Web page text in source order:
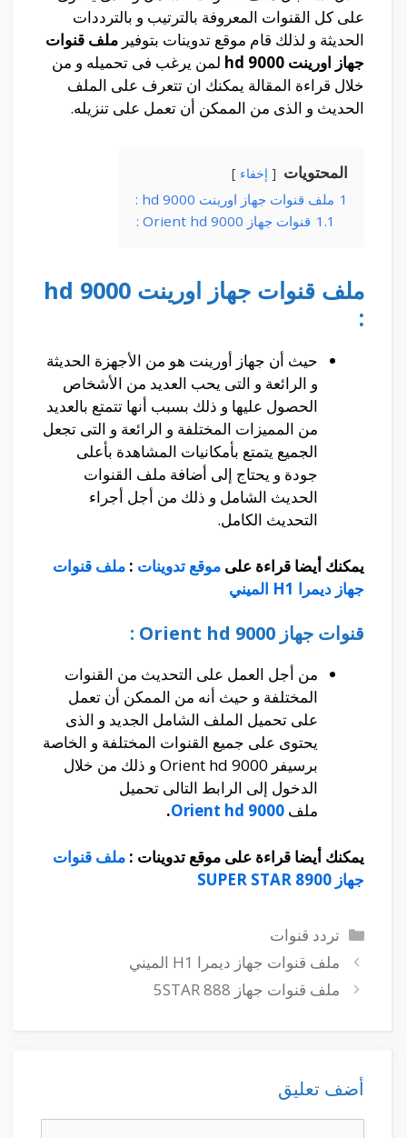
على كل القنوات المعروفة بالترتيب و بالترددات
الحديثة و لذلك قام موقع تدوينات بتوفير ملف قنوات
جهاز اورينت 9000 hd
لمن يرغب فى تحميله و من
خلال قراءة المقالة يمكنك ان تتعرف على الملف
الحديث و الذى من الممكن أن تعمل على تنزيله.
المحتويات إخفاء
1 ملف قنوات جهاز اورينت 9000 hd :
1.1 قنوات جهاز Orient hd 9000 :
ملف قنوات جهاز اورينت 9000 hd
:
حيث أن جهاز أورينت هو من الأجهزة الحديثة
و الرائعة و التى يحب العديد من الأشخاص
الحصول عليها و ذلك بسبب أنها تتمتع بالعديد
من المميزات المختلفة و الرائعة و التى تجعل
الجميع يتمتع بأمكانيات المشاهدة بأعلى
جودة و يحتاج إلى أضافة ملف القنوات
الحديث الشامل و ذلك من أجل أجراء
التحديث الكامل.
يمكنك أيضا قراءة على موقع تدوينات : ملف قنوات
جهاز ديمرا H1 الميني
قنوات جهاز Orient hd 9000 :
من أجل العمل على التحديث من القنوات
المختلفة و حيث أنه من الممكن أن تعمل
على تحميل الملف الشامل الجديد و الذى
يحتوى على جميع القنوات المختلفة و الخاصة
برسيفر Orient hd 9000 و ذلك من خلال
الدخول إلى الرابط التالى تحميل
ملف Orient hd 9000
.
يمكنك أيضا قراءة على موقع تدوينات : ملف قنوات
جهاز SUPER STAR 8900
التصنيفات
تردد قنوات
ملف قنوات جهاز ديمرا H1 الميني
ملف قنوات جهاز 5STAR 888
أضف تعليق